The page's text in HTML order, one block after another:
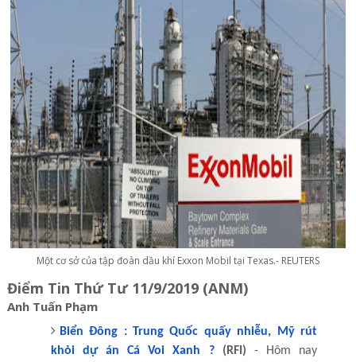
Một cơ sở của tập đoàn dầu khí Exxon Mobil tại Texas.- REUTERS
Điểm Tin Thứ Tư 11/9/2019 (ANM)
Anh Tuấn Phạm
Biển Đông : Trung Quốc quấy nhiễu, Mỹ rút
khỏi dự án Cá Voi Xanh ?(RFI) - Hôm nay